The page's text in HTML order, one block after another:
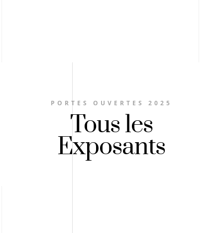
PORTES OUVERTES 2025
Tous les
Exposants